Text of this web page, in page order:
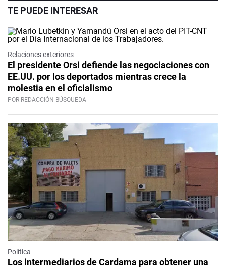
TE PUEDE INTERESAR
Relaciones exteriores
El presidente Orsi defiende las negociaciones con
EE.UU. por los deportados mientras crece la
molestia en el oficialismo
POR REDACCIÓN BÚSQUEDA
Política
Los intermediarios de Cardama para obtener una